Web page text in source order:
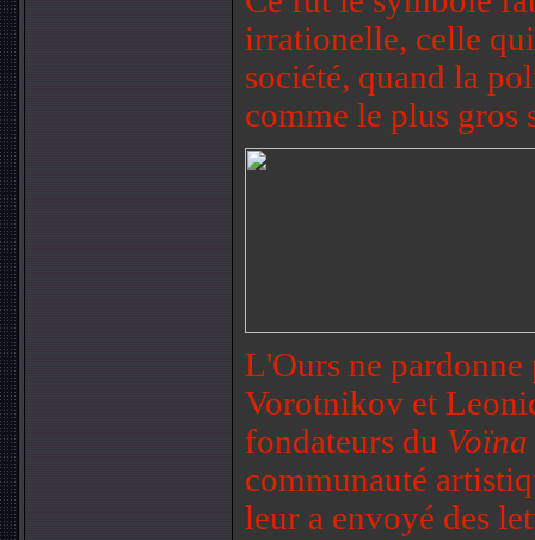
irrationelle, celle
société, quand la
comme le plus gros
L'Ours ne pardonne
Vorotnikov et
fondateurs du Voïna
communauté
leur a envoyé des